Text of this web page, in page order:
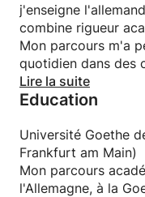
j'enseigne
combine rigueur
Mon parcours m'a
quotidien dans des
au monde
structuré et
de vous apprendre
vous aide à
que vous puissiez
Lire la suite
Education
Université Goethe
Frankfurt am Main)
Mon parcours
l'Allemagne, à la